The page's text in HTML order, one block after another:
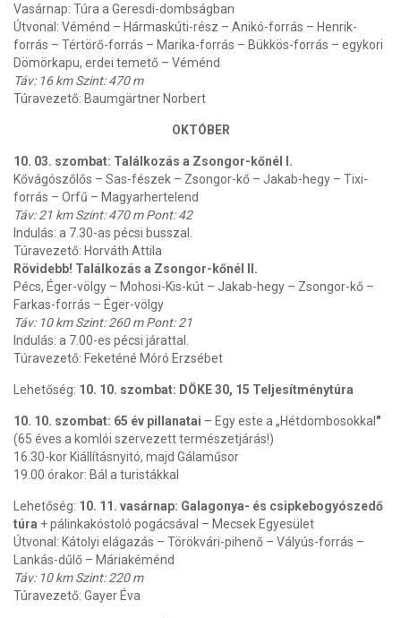
Vasárnap: Túra a Geresdi-dombságban
Útvonal: Véménd – Hármaskúti-rész – Anikó-forrás – Henrik-
forrás – Tértörő-forrás – Marika-forrás – Bükkös-forrás – egykori
Dömörkapu, erdei temető – Véménd
Táv: 16 km Szint: 470 m
Túravezető: Baumgärtner Norbert
OKTÓBER
10. 03. szombat: Találkozás a Zsongor-kőnél I.
Kővágószőlős – Sas-fészek – Zsongor-kő – Jakab-hegy – Tixi-
forrás – Orfű – Magyarhertelend
Táv: 21 km Szint: 470 m Pont: 42
Indulás: a 7.30-as pécsi busszal.
Túravezető: Horváth Attila
Rövidebb! Találkozás a Zsongor-kőnél II.
Pécs, Éger-völgy – Mohosi-Kis-kút – Jakab-hegy – Zsongor-kő –
Farkas-forrás – Éger-völgy
Táv: 10 km Szint: 260 m Pont: 21
Indulás: a 7.00-es pécsi járattal.
Túravezető: Feketéné Móró Erzsébet
Lehetőség: 10. 10. szombat: DÖKE 30, 15 Teljesítménytúra
10. 10. szombat: 65 év pillanatai – Egy este a „Hétdombosokkal "
(65 éves a komlói szervezett természetjárás!)
16.30-kor Kiállításnyitó, majd Gálaműsor
19.00 órakor: Bál a turistákkal
Lehetőség: 10. 11. vasárnap: Galagonya- és csipkebogyószedő
túra + pálinkakóstoló pogácsával – Mecsek Egyesület
Útvonal: Kátolyi elágazás – Törökvári-pihenő – Vályús-forrás –
Lankás-dűlő – Máriakéménd
Táv: 10 km Szint: 220 m
Túravezető: Gayer Éva